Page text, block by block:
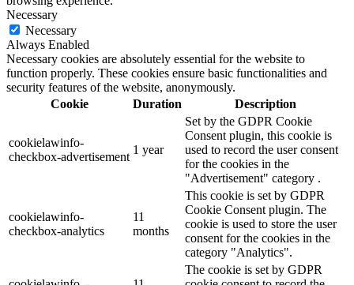
Necessary
Necessary
Always Enabled
Necessary cookies are absolutely essential for the website to
function properly. These cookies ensure basic functionalities and
security features of the website, anonymously.
Cookie
Duration Description
cookielawinfo-
checkbox-advertisement
1 year
Set by the GDPR Cookie
Consent plugin, this cookie is
used to record the user consent
for the cookies in the
"Advertisement" category .
cookielawinfo-
checkbox-analytics
11
months
This cookie is set by GDPR
Cookie Consent plugin. The
cookie is used to store the user
consent for the cookies in the
category "Analytics".
The cookie is set by GDPR